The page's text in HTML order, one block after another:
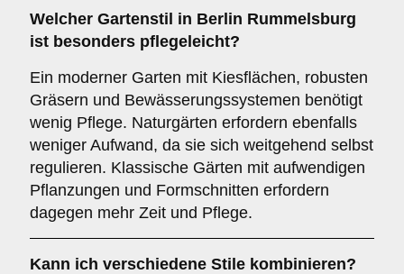
Welcher Gartenstil in Berlin Rummelsburg
ist besonders pflegeleicht?
Ein moderner Garten mit Kiesflächen, robusten
Gräsern und Bewässerungssystemen benötigt
wenig Pflege. Naturgärten erfordern ebenfalls
weniger Aufwand, da sie sich weitgehend selbst
regulieren. Klassische Gärten mit aufwendigen
Pflanzungen und Formschnitten erfordern
dagegen mehr Zeit und Pflege.
Kann ich verschiedene Stile kombinieren?